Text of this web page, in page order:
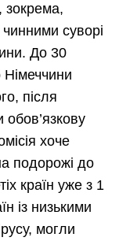
зокрема,
суворі
До 30
після
обов’язкову
хоче
подорожі до
країн уже з 1
із низькими
могли